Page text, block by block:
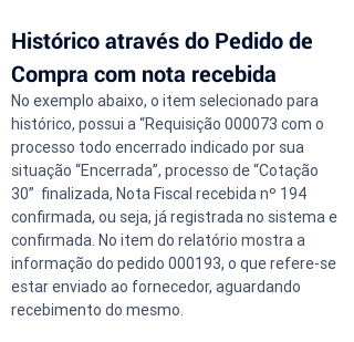
Histórico através do Pedido de
Compra com nota recebida
No exemplo abaixo, o item selecionado para
histórico, possui a “Requisição 000073 com o
processo todo encerrado indicado por sua
situação “Encerrada”, processo de “Cotação
30”  finalizada, Nota Fiscal recebida nº 194
confirmada, ou seja, já registrada no sistema e
confirmada. No item do relatório mostra a
informação do pedido 000193, o que refere-se
estar enviado ao fornecedor, aguardando
recebimento do mesmo.